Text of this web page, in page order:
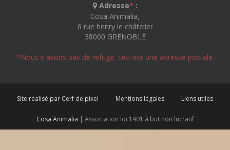
Adresse* :
Cosa Animalia,
6 rue henry le châtelier
38000 GRENOBLE
*Nous n'avons pas de refuge, ceci est une adresse postale.
Site réalisé par Cerf de pixel Mentions légales Liens utiles
Cosa Animalia | Association loi 1901 à but non lucratif